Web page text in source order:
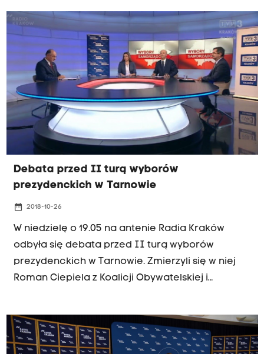
Debata przed II turą wyborów
prezydenckich w Tarnowie
date_range 2018-10-26
W niedzielę o 19.05 na antenie Radia Kraków
odbyła się debata przed II turą wyborów
prezydenckich w Tarnowie. Zmierzyli się w niej
Roman Ciepiela z Koalicji Obywatelskiej i